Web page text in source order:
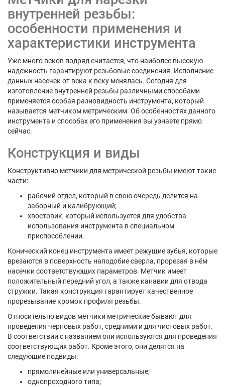
внутренней резьбы:
особенности применения и
характеристики инструмента
Уже много веков подряд считается, что наиболее высокую
надежность гарантируют резьбовые соединения. Исполнение
данных насечек от века к веку менялась. Сегодня для
изготовление внутренней резьбы различными способами
применяется особая разновидность инструмента, который
называется метчиком метрическим. Об особенностях данного
инструмента и способах его применения вы узнаете прямо
сейчас.
Конструкция и виды
Конструктивно метчики для метрической резьбы имеют такие
части:
рабочий отдел, который в свою очередь делится на
заборный и калибрующий;
хвостовик, который используется для удобства
использования инструмента в специальном
приспособлении.
Конический конец инструмента имеет режущие зубья, которые
врезаются в поверхность наподобие сверла, прорезая в нём
насечки соответствующих параметров. Метчик имеет
положительный передний угол, а также канавки для отвода
стружки. Такая конструкция гарантирует качественное
прорезывание кромок профиля резьбы.
Относительно видов метчики метрические бывают для
проведения черновых работ, средними и для чистовых работ.
В соответствии с названием они используются для проведения
соответствующих работ. Кроме этого, они делятся на
следующие подвиды:
прямолинейные или универсальные;
однопроходного типа;